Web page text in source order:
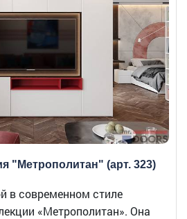
"Метрополитан" (арт. 323)
в современном стиле
«Метрополитан». Она